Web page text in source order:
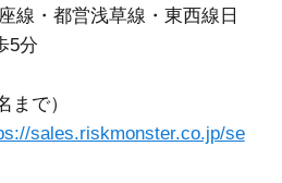
線・都営浅草線・東西線日
5分
で）
sales.riskmonster.co.jp/se